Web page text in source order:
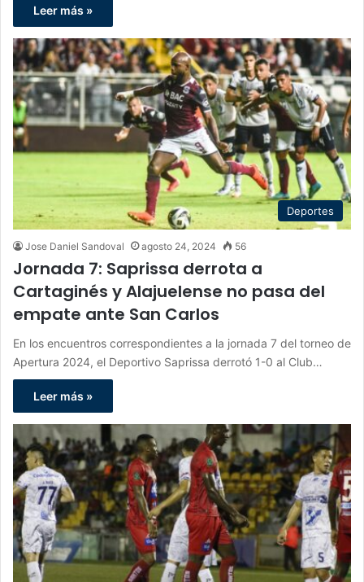
Leer más »
Deportes
Jose Daniel Sandoval agosto 24, 2024 56
Jornada 7: Saprissa derrota a
Cartaginés y Alajuelense no pasa del
empate ante San Carlos
En los encuentros correspondientes a la jornada 7 del torneo de
Apertura 2024, el Deportivo Saprissa derrotó 1-0 al Club…
Leer más »